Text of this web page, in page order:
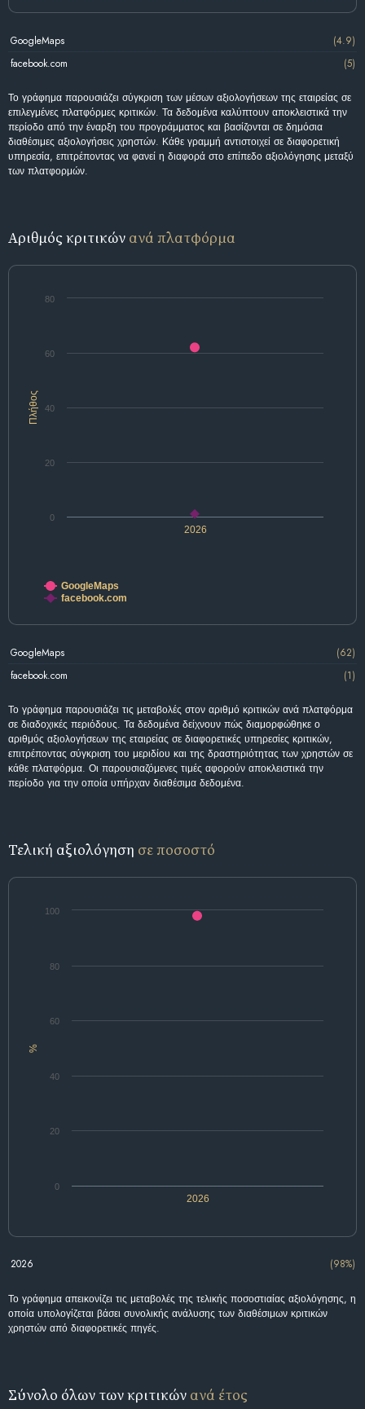
GoogleMaps
(4.9)
facebook.com
(5)
Το γράφημα παρουσιάζει σύγκριση των μέσων αξιολογήσεων της εταιρείας σε
επιλεγμένες πλατφόρμες κριτικών. Τα δεδομένα καλύπτουν αποκλειστικά την
περίοδο από την έναρξη του προγράμματος και βασίζονται σε δημόσια
διαθέσιμες αξιολογήσεις χρηστών. Κάθε γραμμή αντιστοιχεί σε διαφορετική
υπηρεσία, επιτρέποντας να φανεί η διαφορά στο επίπεδο αξιολόγησης μεταξύ
των πλατφορμών.
Αριθμός κριτικών ανά πλατφόρμα
Πλήθος
2026
0
20
40
60
80
GoogleMaps
facebook.com
GoogleMaps
(62)
facebook.com
(1)
Το γράφημα παρουσιάζει τις μεταβολές στον αριθμό κριτικών ανά πλατφόρμα
σε διαδοχικές περιόδους. Τα δεδομένα δείχνουν πώς διαμορφώθηκε ο
αριθμός αξιολογήσεων της εταιρείας σε διαφορετικές υπηρεσίες κριτικών,
επιτρέποντας σύγκριση του μεριδίου και της δραστηριότητας των χρηστών σε
κάθε πλατφόρμα. Οι παρουσιαζόμενες τιμές αφορούν αποκλειστικά την
περίοδο για την οποία υπήρχαν διαθέσιμα δεδομένα.
Τελική αξιολόγηση σε ποσοστό
%
2026
0
20
40
60
80
100
2026 (98%)
Το γράφημα απεικονίζει τις μεταβολές της τελικής ποσοστιαίας αξιολόγησης, η
οποία υπολογίζεται βάσει συνολικής ανάλυσης των διαθέσιμων κριτικών
χρηστών από διαφορετικές πηγές.
Σύνολο όλων των κριτικών ανά έτος